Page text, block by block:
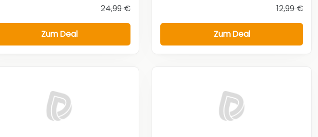
24,99 €
Zum Deal
12,99 €
Zum Deal